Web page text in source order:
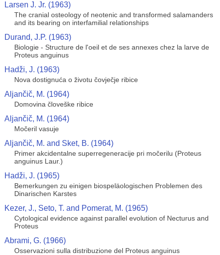
Larsen J. Jr. (1963)
The cranial osteology of neotenic and transformed salamanders
and its bearing on interfamilial relationships
Durand, J.P. (1963)
Biologie - Structure de l'oeil et de ses annexes chez la larve de
Proteus anguinus
Hadži, J. (1963)
Nova dostignuća o životu čovječje ribice
Aljančič, M. (1964)
Domovina človeške ribice
Aljančič, M. (1964)
Močeril vasuje
Aljančič, M. and Sket, B. (1964)
Primer akcidentalne superregeneracije pri močerilu (Proteus
anguinus Laur.)
Hadži, J. (1965)
Bemerkungen zu einigen biospeläologischen Problemen des
Dinarischen Karstes
Kezer, J., Seto, T. and Pomerat, M. (1965)
Cytological evidence against parallel evolution of Necturus and
Proteus
Abrami, G. (1966)
Osservazioni sulla distribuzione del Proteus anguinus